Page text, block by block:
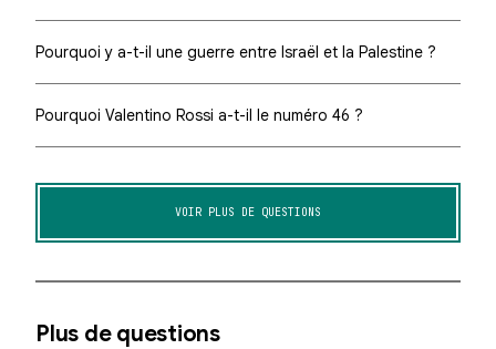
Pourquoi y a-t-il une guerre entre Israël et la Palestine ?
Pourquoi Valentino Rossi a-t-il le numéro 46 ?
VOIR PLUS DE QUESTIONS
Plus de questions